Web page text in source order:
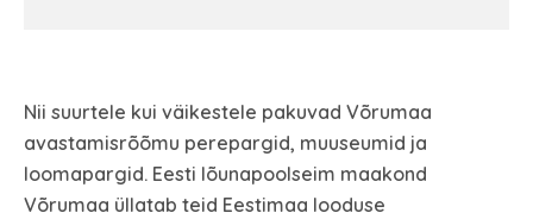
Nii suurtele kui väikestele pakuvad Võrumaa
avastamisrõõmu perepargid, muuseumid ja
loomapargid. Eesti lõunapoolseim maakond
Võrumaa üllatab teid Eestimaa looduse